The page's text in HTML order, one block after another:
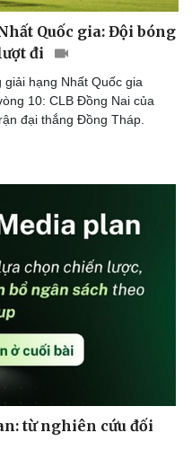
Công nghệ
Sành điệu
Tin Công nghệ
Quốc gia: Đội bóng
đi
giải hạng Nhất Quốc gia
10: CLB Đồng Nai của
đại thắng Đồng Tháp.
từ nghiên cứu đối